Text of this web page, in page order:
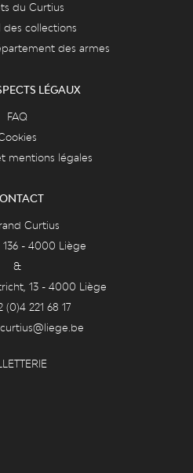
du Curtius
des collections
des armes
LÉGAUX
FAQ
mentions légales
Curtius
136 - 4000 Liège
&
13 - 4000 Liège
(0)4 221 68 17